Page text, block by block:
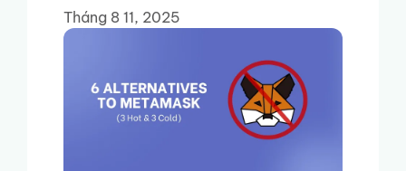
Tháng 8 11, 2025